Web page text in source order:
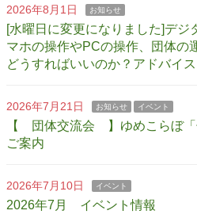
2026年8月1日 お知らせ
[水曜日に変更になりました]デジ
マホの操作やPCの操作、団体の
どうすればいいのか？アドバイ
2026年7月21日 お知らせ イベント
【 団体交流会 】ゆめこらぼ「
ご案内
2026年7月10日 イベント
2026年7月 イベント情報